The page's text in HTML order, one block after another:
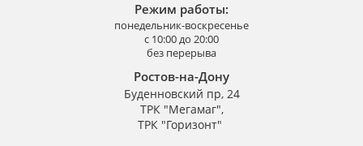
Режим работы:
понедельник-воскресенье
с 10:00 до 20:00
без перерыва
Ростов-на-Дону
Буденновский пр, 24
ТРК "Мегамаг",
ТРК "Горизонт"